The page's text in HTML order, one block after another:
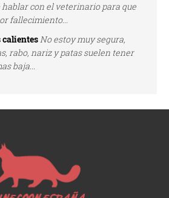
con el veterinario para que
fallecimiento...
calientesNo estoy muy segura,
rabo, nariz y patas suelen tener
baja...